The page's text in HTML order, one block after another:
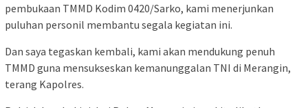
pembukaan TMMD Kodim 0420/Sarko, kami menerjunkan
puluhan personil membantu segala kegiatan ini.
Dan saya tegaskan kembali, kami akan mendukung penuh
TMMD guna mensukseskan kemanunggalan TNI di Merangin,
terang Kapolres.